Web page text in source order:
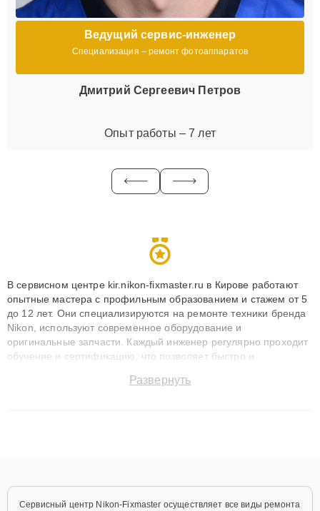
Ведущий сервис-инженер
Специализация – ремонт фотоаппаратов
Дмитрий Сергеевич Петров
Опыт работы – 7 лет
В сервисном центре kir.nikon-fixmaster.ru в Кирове работают
опытные мастера с профильным образованием и стажем от 5
до 12 лет. Они специализируются на ремонте техники бренда
Nikon, используют современное оборудование и
оригинальные запчасти. Каждый инженер регулярно проходит
обучение и сертификацию, что позволяет быстро и
сохранением гарантии до 3 лет. Наши мастера решают
Развернуть
Сервисный центр Nikon-Fixmaster осуществляет все виды ремонта